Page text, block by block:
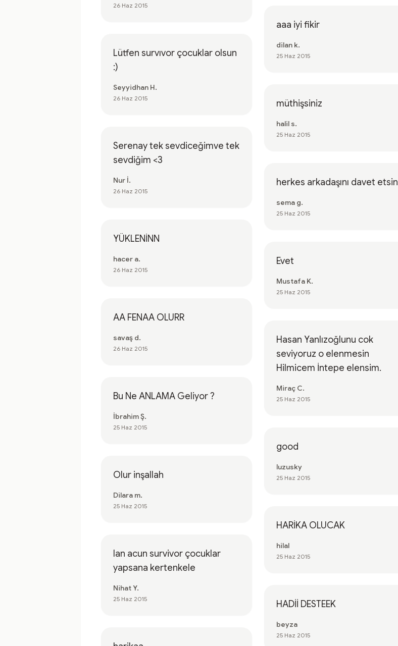
26 Haz 2015
Lütfen survıvor çocuklar olsun
:)
Seyyidhan H.
26 Haz 2015
Serenay tek sevdiceğimve tek
sevdiğim <3
Nur İ.
26 Haz 2015
YÜKLENİNN
hacer a.
26 Haz 2015
AA FENAA OLURR
savaş d.
26 Haz 2015
Bu Ne ANLAMA Geliyor ?
İbrahim Ş.
25 Haz 2015
Olur inşallah
Dilara m.
25 Haz 2015
lan acun survivor çocuklar
yapsana kertenkele
Nihat Y.
25 Haz 2015
aaa iyi fikir
dilan k.
25 Haz 2015
müthişsiniz
halil s.
25 Haz 2015
herkes arkadaşını davet etsin
sema g.
25 Haz 2015
Evet
Mustafa K.
25 Haz 2015
Hasan Yanlızoğlunu cok
seviyoruz o elenmesin
Hilmicem İntepe elensim.
Miraç C.
25 Haz 2015
good
luzusky
25 Haz 2015
HARİKA OLUCAK
hilal
25 Haz 2015
HADİİ DESTEEK
beyza
25 Haz 2015